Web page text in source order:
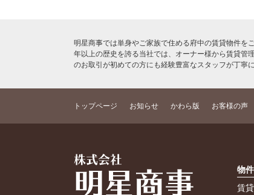
明星商事では単身やご家族で住める府中の賃貸物件を
年以上の歴史を誇る当社では、オーナー様から賃貸管
のお取引が初めての方にも経験豊富なスタッフが丁寧
トップページ お知らせ かわら版 お客様の声
物
賃